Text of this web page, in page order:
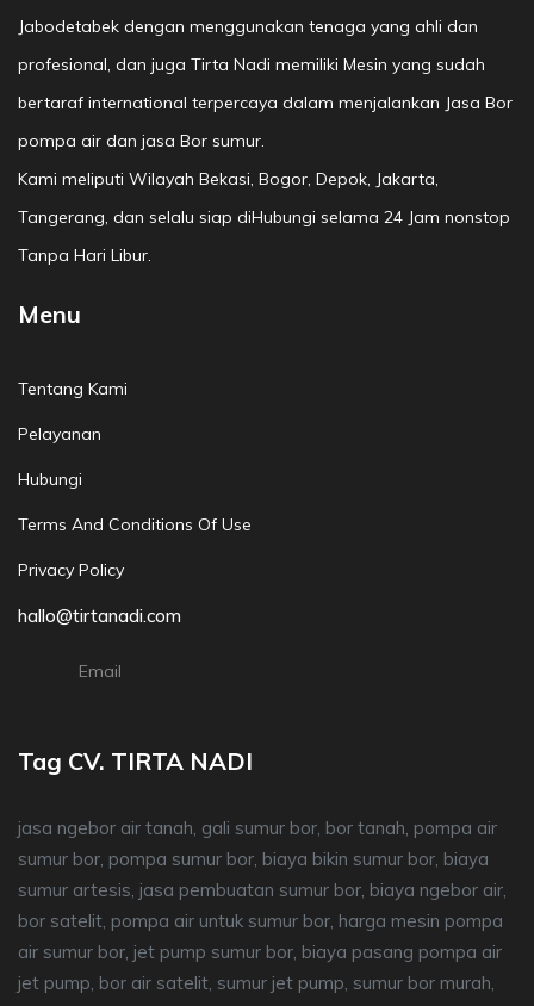
Jabodetabek dengan menggunakan tenaga yang ahli dan
profesional, dan juga Tirta Nadi memiliki Mesin yang sudah
bertaraf international terpercaya dalam menjalankan Jasa Bor
pompa air dan jasa Bor sumur.
Kami meliputi Wilayah Bekasi, Bogor, Depok, Jakarta,
Tangerang, dan selalu siap diHubungi selama 24 Jam nonstop
Tanpa Hari Libur.
Menu
Tentang Kami
Pelayanan
Hubungi
Terms And Conditions Of Use
Privacy Policy
hallo@tirtanadi.com
Email
Tag CV. TIRTA NADI
jasa ngebor air tanah, gali sumur bor, bor tanah, pompa air
sumur bor, pompa sumur bor, biaya bikin sumur bor, biaya
sumur artesis, jasa pembuatan sumur bor, biaya ngebor air,
bor satelit, pompa air untuk sumur bor, harga mesin pompa
air sumur bor, jet pump sumur bor, biaya pasang pompa air
jet pump, bor air satelit, sumur jet pump, sumur bor murah,